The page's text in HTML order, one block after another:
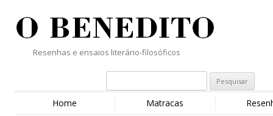
Resenhas e ensaios literário-filosóficos
Home Matracas